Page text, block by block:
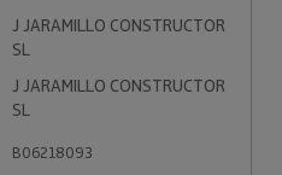
J JARAMILLO CONSTRUCTOR
SL
J JARAMILLO CONSTRUCTOR
SL
B06218093